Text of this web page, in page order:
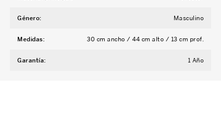
Género: Masculino
Medidas: 30 cm ancho / 44 cm alto / 13 cm prof.
Garantía: 1 Año